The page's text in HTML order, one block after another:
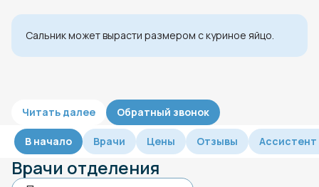
Сальник может вырасти размером с куриное яйцо.
Читать далее Обратный звонок
В начало Врачи Цены Отзывы
Врачи отделения